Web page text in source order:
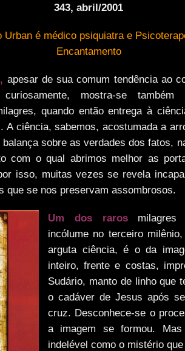
343, abril/2001
Urban é médico psiquiatra e
Encantamento
apesar de sua comum tendência ao
curiosamente, mostra-se
quando então entrega à
A ciência, sabemos, acostumada a
balança sobre as verdades dos fatos,
com o qual abrimos melhor as
isso, muitas vezes se revela
que se nos preservam assombrosos.
Um dos raros
incólume no terceiro
arguta ciência, é o da
inteiro, frente e costas,
Sudário, manto de linho que
o cadáver de Jesus após
cruz. Desconhece-se o
a imagem se formou.
indelével como o mistério